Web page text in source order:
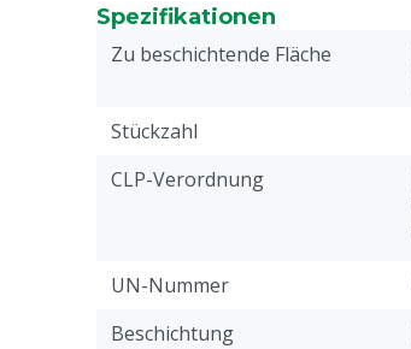
Spezifikationen
Zu beschichtende Fläche
Stückzahl
CLP-Verordnung
UN-Nummer
Beschichtung